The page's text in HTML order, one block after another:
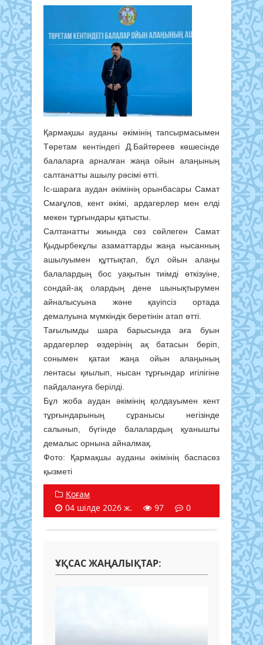
Қармақшы ауданы әкімінің тапсырмасымен
Төретам кентіндегі Д.Байтөреев көшесінде
балаларға арналған жаңа ойын алаңының
салтанатты ашылу рәсімі өтті.
Іс-шараға аудан әкімінің орынбасары Самат
Смағұлов, кент әкімі, ардагерлер мен елді
мекен тұрғындары қатысты.
Салтанатты жиында сөз сөйлеген Самат
Қыдырбекұлы азаматтарды жаңа нысанның
ашылуымен құттықтап, бұл ойын алаңы
балалардың бос уақытын тиімді өткізуіне,
сондай-ақ олардың дене шынықтырумен
айналысуына және қауіпсіз ортада
демалуына мүмкіндік беретінін атап өтті.
Тағылымды шара барысында аға буын
ардагерлер өздерінің ақ батасын беріп,
сонымен қатаи жаңа ойын алаңының
лентасы қиылып, нысан тұрғындар игілігіне
пайдалануға берілді.
Бұл жоба аудан әкімінің қолдауымен кент
тұрғындарының сұранысы негізінде
салынып, бүгінде балалардың қуанышты
демалыс орнына айналмақ.
Фото: Қармақшы ауданы әкімінің баспасөз
қызметі
Қоғам
04 шілде 2026 ж.
97 0
ҰҚСАС ЖАҢАЛЫҚТАР: